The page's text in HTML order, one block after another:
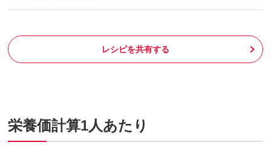
レシピを共有する
栄養価計算1人あたり